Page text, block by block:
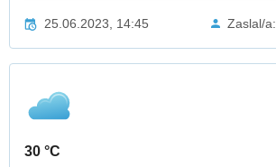
25.06.2023, 14:45 Zaslal/a:
30 °C